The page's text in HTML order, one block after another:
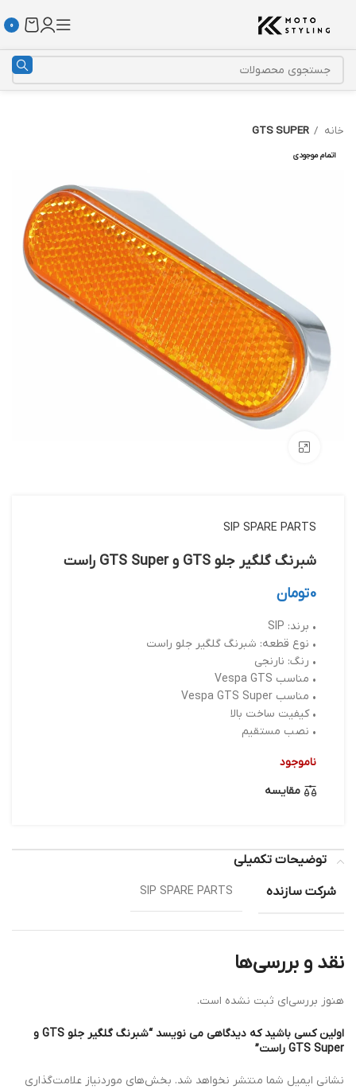
0
خانه GTS SUPER
اتمام موجودی
SIP SPARE PARTS
شبرنگ گلگیر جلو GTS و GTS Super راست
0تومان
• برند: SIP
• نوع قطعه: شبرنگ گلگیر جلو راست
• رنگ: نارنجی
• مناسب Vespa GTS
• مناسب Vespa GTS Super
• کیفیت ساخت بالا
• نصب مستقیم
ناموجود
مقایسه
توضیحات تکمیلی
شرکت سازنده
SIP SPARE PARTS
نقد و بررسی‌ها
هنوز بررسی‌ای ثبت نشده است.
اولین کسی باشید که دیدگاهی می نویسد “شبرنگ گلگیر جلو GTS و
GTS Super راست”
نشانی ایمیل شما منتشر نخواهد شد. بخش‌های موردنیاز علامت‌گذاری